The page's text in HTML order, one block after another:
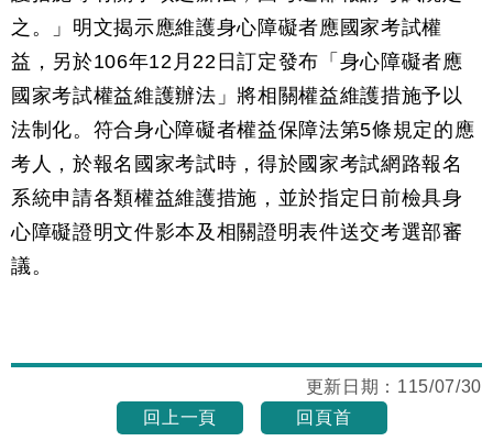
之。」明文揭示應維護身心障礙者應國家考試權
益，另於106年12月22日訂定發布「身心障礙者應
國家考試權益維護辦法」將相關權益維護措施予以
法制化。符合身心障礙者權益保障法第5條規定的應
考人，於報名國家考試時，得於國家考試網路報名
系統申請各類權益維護措施，並於指定日前檢具身
心障礙證明文件影本及相關證明表件送交考選部審
議。
更新日期： 115/07/30
回上一頁
回頁首